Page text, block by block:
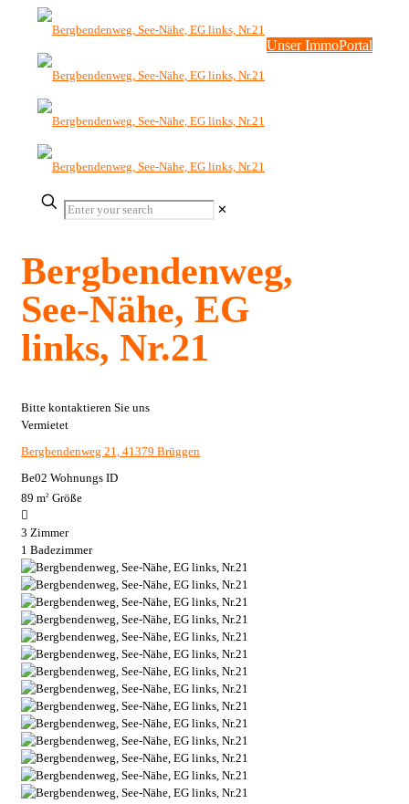
Unser ImmoPortal
✕
Bergbendenweg,
See-Nähe, EG
links, Nr.21
Bitte kontaktieren Sie uns
Vermietet
Bergbendenweg 21, 41379 Brüggen
Be02 Wohnungs ID
89 m2 Größe
3 Zimmer
1 Badezimmer